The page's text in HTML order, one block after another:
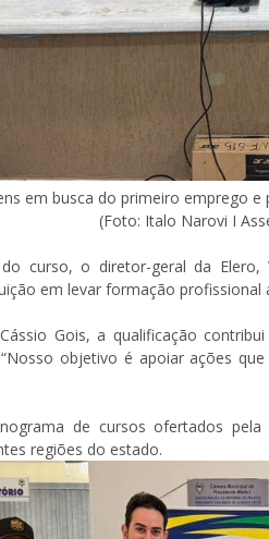
em busca do primeiro emprego
(Foto: Italo Narovi I
curso, o diretor-geral da
em levar formação profissional
Gois, a qualificação
objetivo é apoiar ações
de cursos ofertados
regiões do estado.